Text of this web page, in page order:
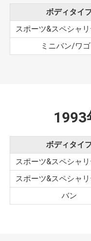
ボディタイ
スポーツ&スペシャ
ミニバン/ワ
1993
ボディタイ
スポーツ&スペシャ
スポーツ&スペシャ
バン